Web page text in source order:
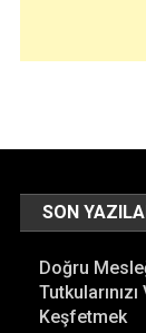
SON
Doğru
Keşfetmek